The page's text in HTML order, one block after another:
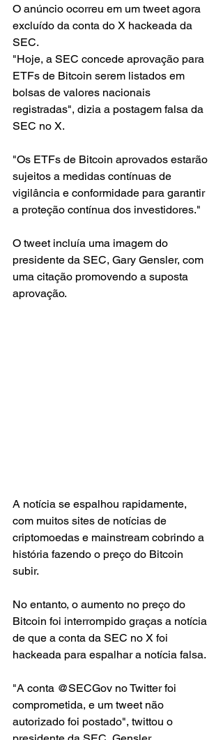
O anúncio ocorreu em um tweet agora
excluído da conta do X hackeada da
SEC.
"Hoje, a SEC concede aprovação para
ETFs de Bitcoin serem listados em
bolsas de valores nacionais
registradas", dizia a postagem falsa da
SEC no X.
"Os ETFs de Bitcoin aprovados estarão
sujeitos a medidas contínuas de
vigilância e conformidade para garantir
a proteção contínua dos investidores."
O tweet incluía uma imagem do
presidente da SEC, Gary Gensler, com
uma citação promovendo a suposta
aprovação.
A notícia se espalhou rapidamente,
com muitos sites de notícias de
criptomoedas e mainstream cobrindo a
história fazendo o preço do Bitcoin
subir.
No entanto, o aumento no preço do
Bitcoin foi interrompido graças a notícia
de que a conta da SEC no X foi
hackeada para espalhar a notícia falsa.
"A conta @SECGov no Twitter foi
comprometida, e um tweet não
autorizado foi postado", twittou o